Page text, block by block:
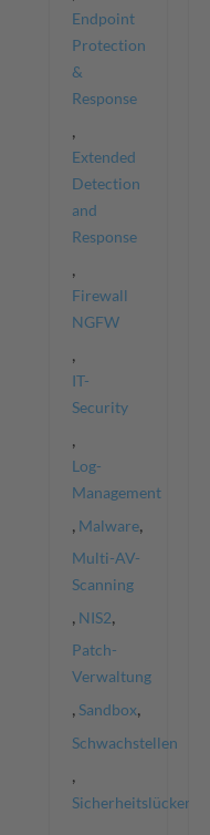
Endpoint
Protection
&
Response
Extended
Detection
and
Response
Firewall
NGFW
IT-
Security
Log-
Management
Malware,
Multi-AV-
Scanning
NIS2
Patch-
Verwaltung
Sandbox,
Schwachstellen
Sicherheitslücken